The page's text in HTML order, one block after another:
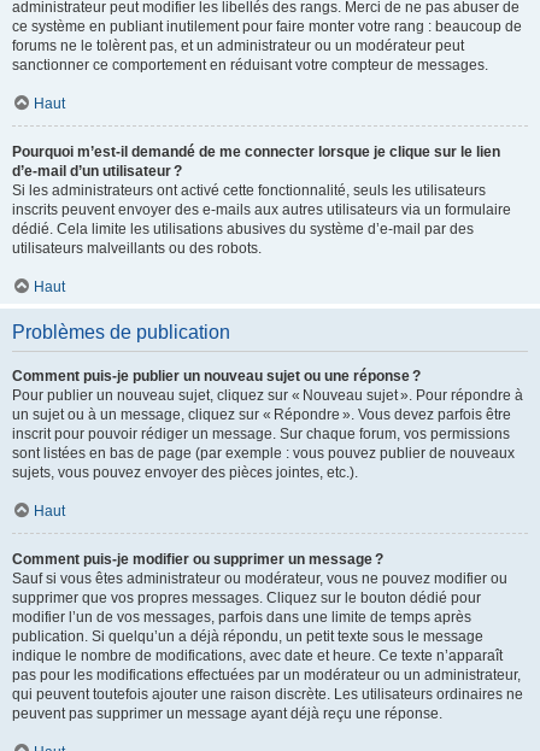
administrateur peut modifier les libellés des rangs. Merci de ne pas abuser de
ce système en publiant inutilement pour faire monter votre rang : beaucoup de
forums ne le tolèrent pas, et un administrateur ou un modérateur peut
sanctionner ce comportement en réduisant votre compteur de messages.
Haut
Pourquoi m’est-il demandé de me connecter lorsque je clique sur le lien
d’e-mail d’un utilisateur ?
Si les administrateurs ont activé cette fonctionnalité, seuls les utilisateurs
inscrits peuvent envoyer des e-mails aux autres utilisateurs via un formulaire
dédié. Cela limite les utilisations abusives du système d’e-mail par des
utilisateurs malveillants ou des robots.
Haut
Problèmes de publication
Comment puis-je publier un nouveau sujet ou une réponse ?
Pour publier un nouveau sujet, cliquez sur « Nouveau sujet ». Pour répondre à
un sujet ou à un message, cliquez sur « Répondre ». Vous devez parfois être
inscrit pour pouvoir rédiger un message. Sur chaque forum, vos permissions
sont listées en bas de page (par exemple : vous pouvez publier de nouveaux
sujets, vous pouvez envoyer des pièces jointes, etc.).
Haut
Comment puis-je modifier ou supprimer un message ?
Sauf si vous êtes administrateur ou modérateur, vous ne pouvez modifier ou
supprimer que vos propres messages. Cliquez sur le bouton dédié pour
modifier l’un de vos messages, parfois dans une limite de temps après
publication. Si quelqu’un a déjà répondu, un petit texte sous le message
indique le nombre de modifications, avec date et heure. Ce texte n’apparaît
pas pour les modifications effectuées par un modérateur ou un administrateur,
qui peuvent toutefois ajouter une raison discrète. Les utilisateurs ordinaires ne
peuvent pas supprimer un message ayant déjà reçu une réponse.